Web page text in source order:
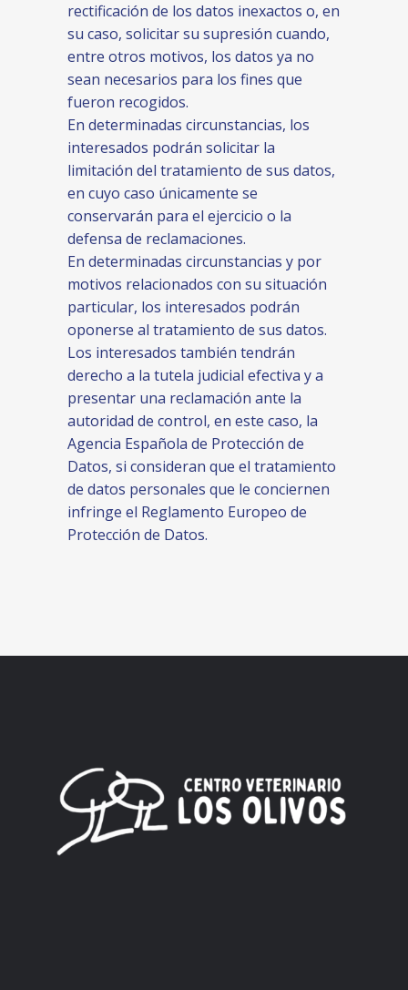
rectificación de los datos inexactos o, en
su caso, solicitar su supresión cuando,
entre otros motivos, los datos ya no
sean necesarios para los fines que
fueron recogidos.
En determinadas circunstancias, los
interesados podrán solicitar la
limitación del tratamiento de sus datos,
en cuyo caso únicamente se
conservarán para el ejercicio o la
defensa de reclamaciones.
En determinadas circunstancias y por
motivos relacionados con su situación
particular, los interesados podrán
oponerse al tratamiento de sus datos.
Los interesados también tendrán
derecho a la tutela judicial efectiva y a
presentar una reclamación ante la
autoridad de control, en este caso, la
Agencia Española de Protección de
Datos, si consideran que el tratamiento
de datos personales que le conciernen
infringe el Reglamento Europeo de
Protección de Datos.